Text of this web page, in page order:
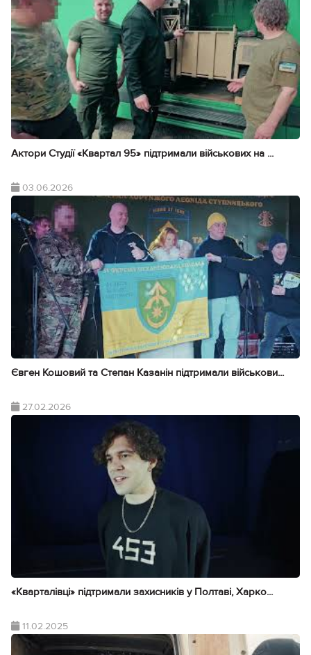
Актори Студії «Квартал 95» підтримали військових на ...
03.06.2026
Євген Кошовий та Степан Казанін підтримали військови...
27.02.2026
«Кварталівці» підтримали захисників у Полтаві, Харко...
11.02.2025